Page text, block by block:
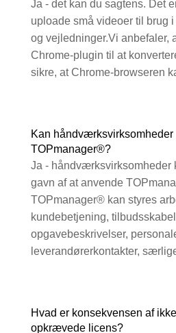
Ja - det kan du sagtens. Det
uploade små videoer til brug
og vejledninger.Vi anbefaler,
Chrome-plugin til at
sikre, at Chrome-browseren
Kan håndværksvirksomheder
TOPmanager®?
Ja - håndværksvirksomheder
gavn af at anvende
TOPmanager® kan styres
kundebetjening,
opgavebeskrivelser,
leverandørerkontakter,
Hvad er konsekvensen af
opkrævede licens?